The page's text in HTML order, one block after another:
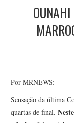
ESPORTES
Por MRNEWS:
Sensação da última
quartas de final.